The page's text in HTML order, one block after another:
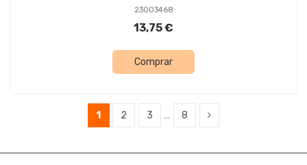
23003468
13,75 €
Comprar
1 2 3 … 8